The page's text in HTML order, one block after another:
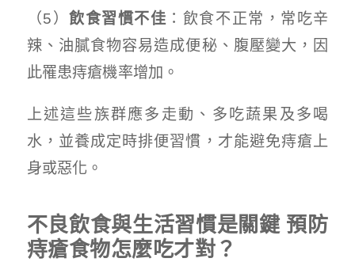
（5）飲食習慣不佳 ：飲食不正常，常吃辛
辣、油膩食物容易造成便秘、腹壓變大，因
此罹患痔瘡機率增加。
上述這些族群應多走動、多吃蔬果及多喝
水，並養成定時排便習慣，才能避免痔瘡上
身或惡化。
不良飲食與生活習慣是關鍵 預防
痔瘡食物怎麼吃才對？